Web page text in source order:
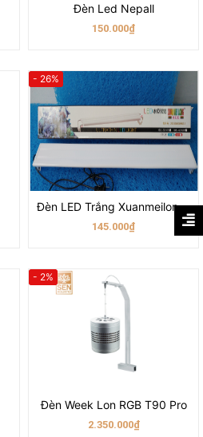
Đèn Led Nepall
150.000₫
- 26%
Đèn LED Trắng Xuanmeilong XML 50
145.000₫
- 2%
Đèn Week Lon RGB T90 Pro
2.350.000₫